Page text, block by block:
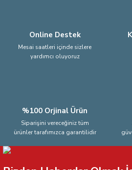
Online Destek
Mesai saatleri içinde sizlere
yardımcı oluyoruz
%100 Orjinal Ürün
Siparişini vereceğiniz tüm
ürünler tarafımızca garantilidir